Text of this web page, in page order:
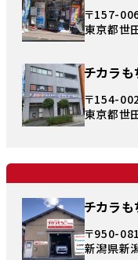
〒157-
東京都世
チカラ
〒154-
東京都世
チカラ
〒950-
新潟県新